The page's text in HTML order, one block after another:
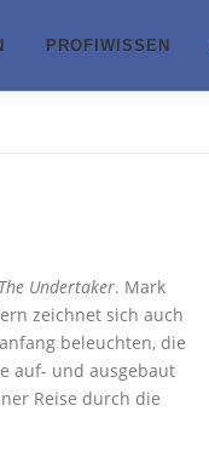
PROFIWISSEN
The Undertaker. Mark
zeichnet sich auch
beleuchten, die
auf- und ausgebaut
Reise durch die